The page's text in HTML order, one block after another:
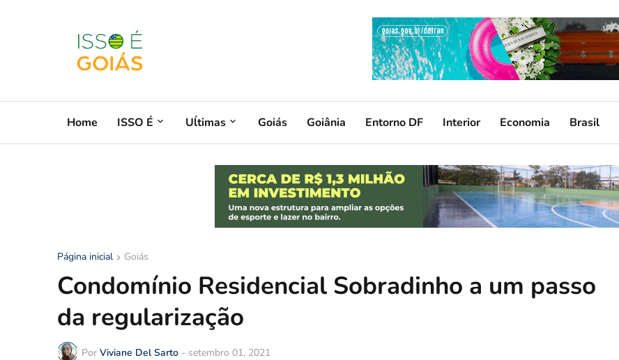
Home ISSO É Uĺtimas Goiás Goiânia Entorno DF Interior Economia Brasil
Página inicial Goiás
Condomínio Residencial Sobradinho a um passo
da regularização
Por Viviane Del Sarto - setembro 01, 2021